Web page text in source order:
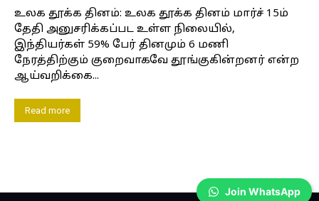
உலக தூக்க தினம்: உலக தூக்க தினம் மார்ச் 15ம்
தேதி அனுசரிக்கப்பட உள்ள நிலையில்,
இந்தியர்கள் 59% பேர் தினமும் 6 மணி
நேரத்திற்கும் குறைவாகவே தூங்குகின்றனர் என்ற
ஆய்வறிக்கை...
Read more
Join WhatsApp